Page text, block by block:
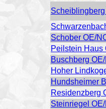
Schober OE/
Peilstein Haus
Buschberg
Hoher
Hundsheimer
Residenzberg
Steinriegel